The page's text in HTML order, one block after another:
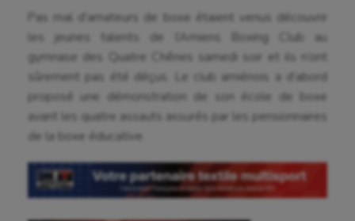
Pas mal d’amateurs de boxe étaient venus découvrir
les jeunes talents de l’Amiens Boxing Club au
gymnase des Quatre Chênes samedi soir et ils n’ont
sûrement pas été déçus. Le club amiénois a d’abord
proposé une démonstration de son école de boxe
avant les quatre assauts assurés par les pensionnaires
de la boxe éducative.